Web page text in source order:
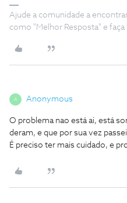
Ajude a comunidade a
como "Melhor Resposta" e
A Anonymous
O problema nao está ai, está
deram, e que por sua vez
É preciso ter mais cuidado, e